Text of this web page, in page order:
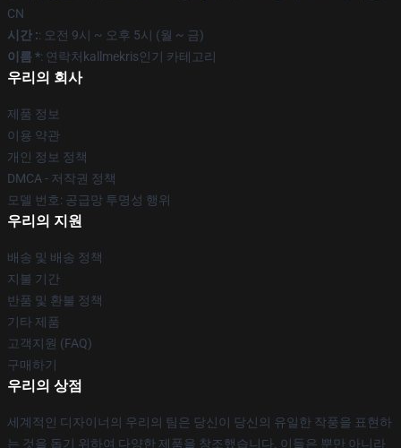
CN
시간 :: 오전 9시 ~ 오후 5시 (월 ~ 금)
이름 *: 연락처kallmekris인기 카테고리
우리의 회사
제품 정보
이용 약관
개인 정보 정책
DMCA - 저작권 정책
모델 번호: 공급망 투명성 행위
우리의 지원
배송 및 배송 정책
지불 기간
반품 및 환불 정책
기타 제품
고객지원 (FAQ)
구매하기
우리의 상점
세계적인 디자이너의 우리의 팀은 당신이 당신의 유일한 작풍을 표현하
는 것을 돕기 위하여 다양한 제품을 창조했습니다. 이들은 뿐만 아니라